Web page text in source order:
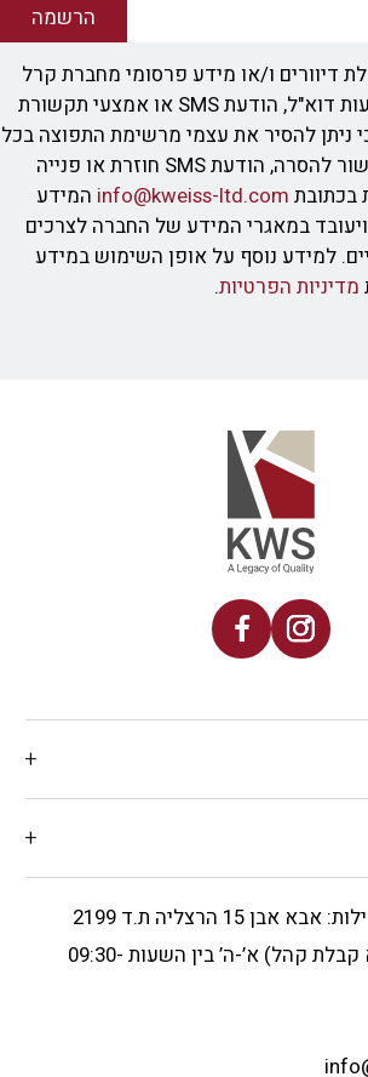
הרשמה
דיוורים ו/או מידע פרסומי מחברת קרל
וייס בע"מ באמצעות דוא"ל, הודעת SMS או אמצעי תקשורת
ניתן להסיר את עצמי מרשימת התפוצה בכל
עת באמצעות קישור להסרה, הודעת SMS חוזרת או פנייה
בכתובת info@kweiss-ltd.com המידע
במאגרי המידע של החברה לצרכים
למידע נוסף על אופן השימוש במידע
מדיניות הפרטיות.
15 הרצליה ת.ד 2199
מענה טלפוני (ללא קבלת קהל) א’-ה’ בין השעות 09:30-